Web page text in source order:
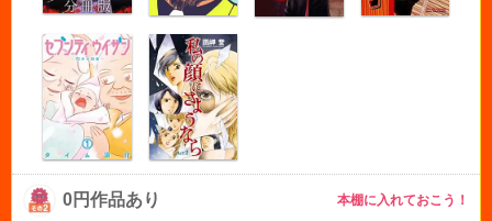
0円作品あり 本棚に入れておこう！